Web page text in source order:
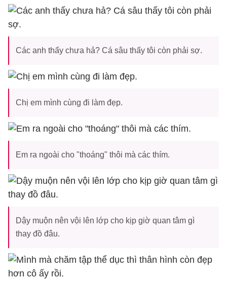
Các anh thấy chưa hả? Cá sâu thấy tôi còn phải sợ.
Chị em mình cùng đi làm đẹp.
Em ra ngoài cho "thoáng" thôi mà các thím.
Dậy muộn nên vội lên lớp cho kịp giờ quan tâm gì
thay đồ đâu.